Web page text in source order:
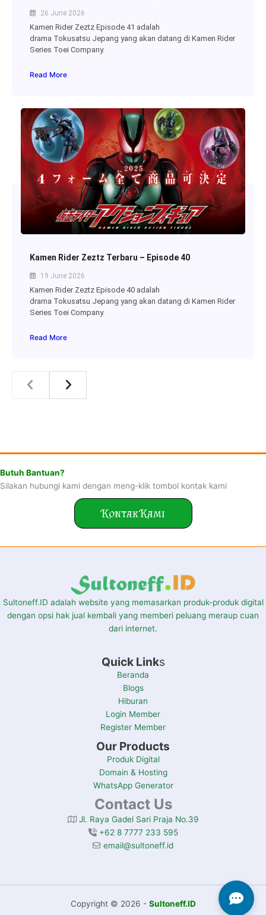
26 June 2026
Kamen Rider Zeztz Episode 41 adalah
drama Tokusatsu Jepang yang akan datang di Kamen Rider
Series Toei Company.
Read More
Kamen Rider Zeztz Terbaru – Episode 40
19 June 2026
Kamen Rider Zeztz Episode 40 adalah
drama Tokusatsu Jepang yang akan datang di Kamen Rider
Series Toei Company.
Read More
Butuh Bantuan?
Silakan hubungi kami dengan meng-klik tombol kontak kami
Kontak Kami
Sultoneff.ID adalah website yang memasarkan produk-produk digital
dengan opsi hak jual kembali yang memberi peluang meraup cuan
dari internet.
Quick Links
Beranda
Blogs
Hiburan
Login Member
Register Member
Our Products
Produk Digital
Domain & Hosting
WhatsApp Generator
Contact Us
Jl. Raya Gadel Sari Praja No.39
+62 8 7777 233 595
email@sultoneff.id
Copyright © 2026 - Sultoneff.ID